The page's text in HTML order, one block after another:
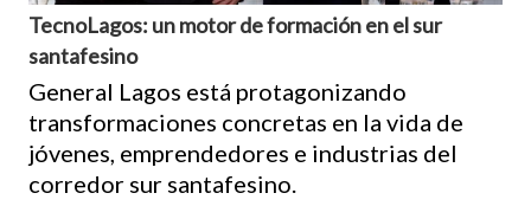
TecnoLagos: un motor de formación en el sur
santafesino
General Lagos está protagonizando
transformaciones concretas en la vida de
jóvenes, emprendedores e industrias del
corredor sur santafesino.